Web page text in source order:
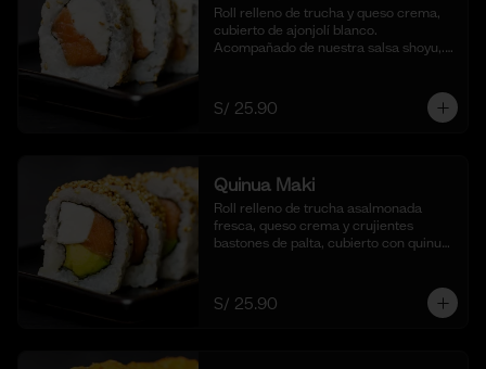
Roll relleno de trucha y queso crema,
cubierto de ajonjolí blanco.
Acompañado de nuestra salsa shoyu,.
S/ 25.90
Quinua Maki
Roll relleno de trucha asalmonada
fresca, queso crema y crujientes
bastones de palta, cubierto con quinua
S/ 25.90